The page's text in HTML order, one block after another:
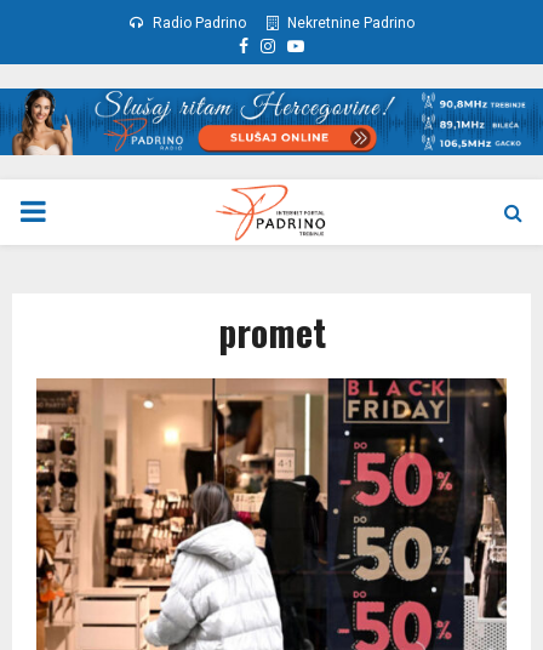
Radio Padrino Nekretnine Padrino
Facebook
Instagram
Youtube
PRIMARY
promet